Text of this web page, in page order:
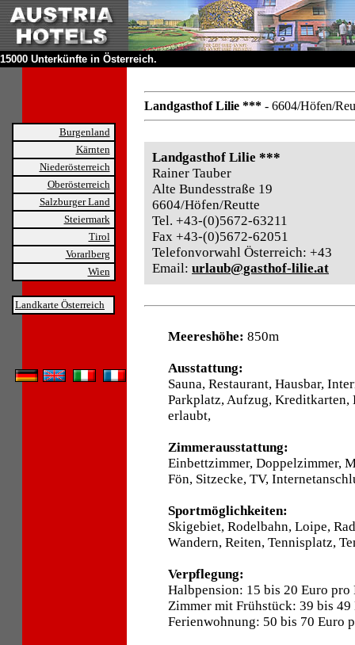
15000 Unterkünfte in Österreich.
Burgenland
Kärnten
Niederösterreich
Oberösterreich
Salzburger Land
Steiermark
Tirol
Vorarlberg
Wien
Landkarte Österreich
Landgasthof Lilie *** - 6604/Höfen/
Landgasthof Lilie ***
Rainer Tauber
Alte Bundesstraße 19
6604/Höfen/Reutte
Tel. +43-(0)5672-63211
Fax +43-(0)5672-62051
Telefonvorwahl Österreich: +43
Email: urlaub@gasthof-lilie.at
Meereshöhe: 850m
Ausstattung:
Sauna, Restaurant, Hausbar,
Parkplatz, Aufzug,
erlaubt,
Zimmerausstattung:
Einbettzimmer, Doppelzimmer,
Fön, Sitzecke, TV,
Sportmöglichkeiten:
Skigebiet, Rodelbahn, Loipe,
Wandern, Reiten, Tennisplatz,
Verpflegung:
Halbpension: 15 bis 20 Euro pro
Zimmer mit Frühstück: 39 bis 49
Ferienwohnung: 50 bis 70 Euro